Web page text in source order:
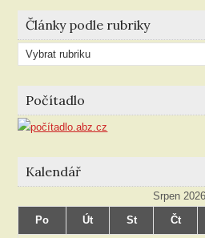
Články podle rubriky
Články
podle
rubriky
Počítadlo
Kalendář
Srpen 2026
Po
Út St Čt